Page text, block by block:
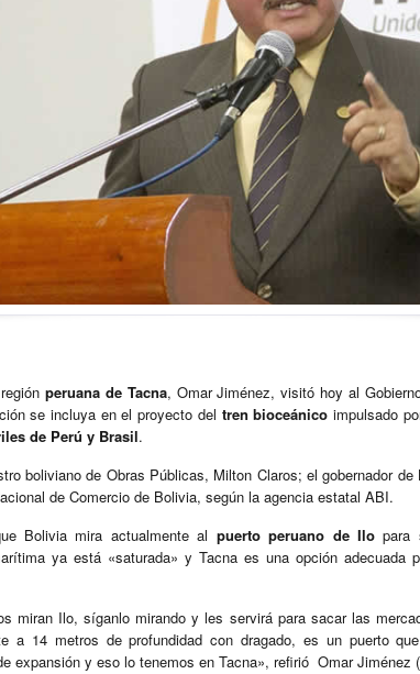
peruana de Tacna, Omar Jiménez, visitó hoy al
se incluya en el proyecto del tren bioceánico impulsado
de Perú y Brasil.
boliviano de Obras Públicas, Milton Claros; el gobernador
de Comercio de Bolivia, según la agencia estatal ABI.
Bolivia mira actualmente al puerto peruano de Ilopara
ya está «saturada» y Tacna es una opción adecuada
miran Ilo, síganlo mirando y les servirá para sacar las
a 14 metros de profundidad con dragado, es un puerto
expansión y eso lo tenemos en Tacna», refirió Omar Jiménez